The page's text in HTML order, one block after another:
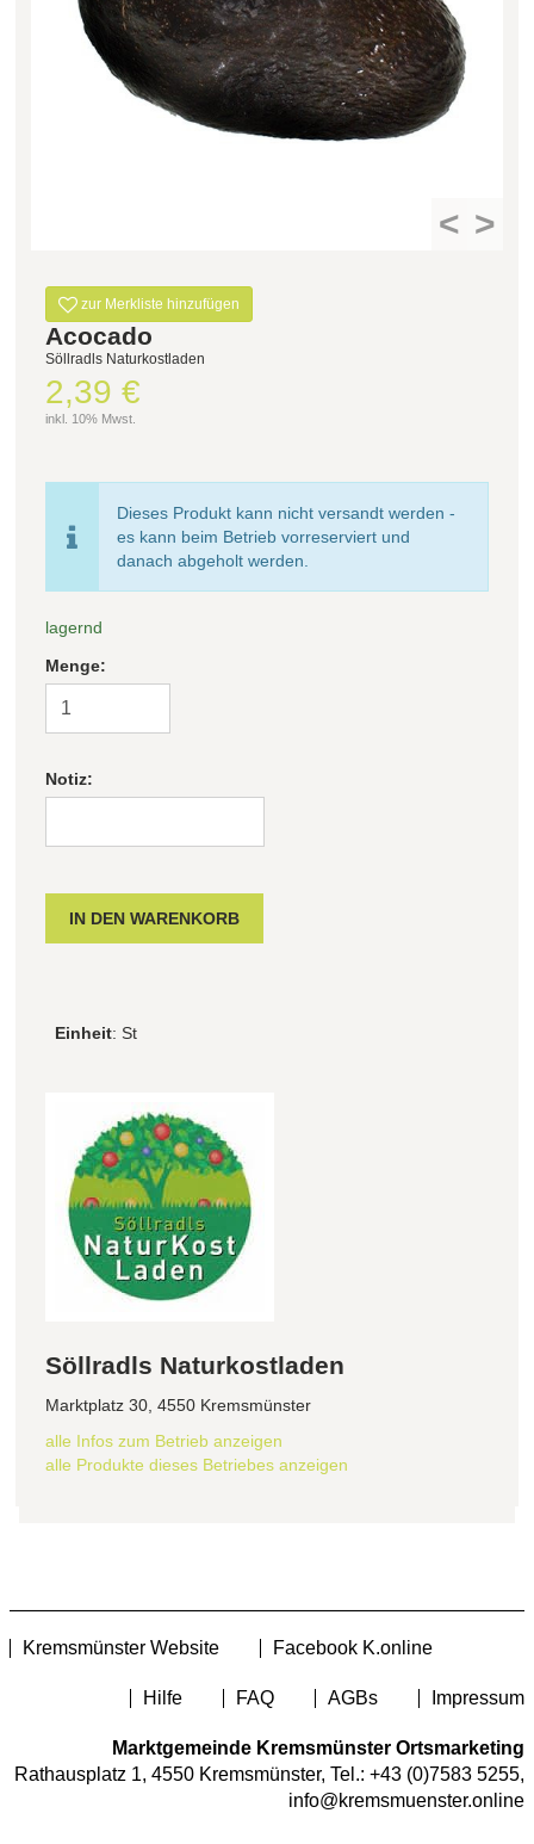
Söllradls Naturkostladen Detail
Stiftsgärtnerei Detail
Weinkellerei Stift
Kremsmünster
Detail
Filter zurücksetzen
< >
zur Merkliste hinzufügen
Acocado
Söllradls Naturkostladen
2,39 €
inkl. 10% Mwst.
Dieses Produkt kann nicht versandt werden -
es kann beim Betrieb vorreserviert und
danach abgeholt werden.
lagernd
Menge:
Notiz:
Einheit: St
Söllradls Naturkostladen
Marktplatz 30, 4550 Kremsmünster
alle Infos zum Betrieb anzeigen
alle Produkte dieses Betriebes anzeigen
Kremsmünster Website Facebook K.online
Hilfe FAQ AGBs Impressum
Marktgemeinde Kremsmünster Ortsmarketing
Rathausplatz 1, 4550 Kremsmünster, Tel.: +43 (0)7583 5255,
info@kremsmuenster.online